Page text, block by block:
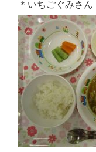
＊いちごぐみさ